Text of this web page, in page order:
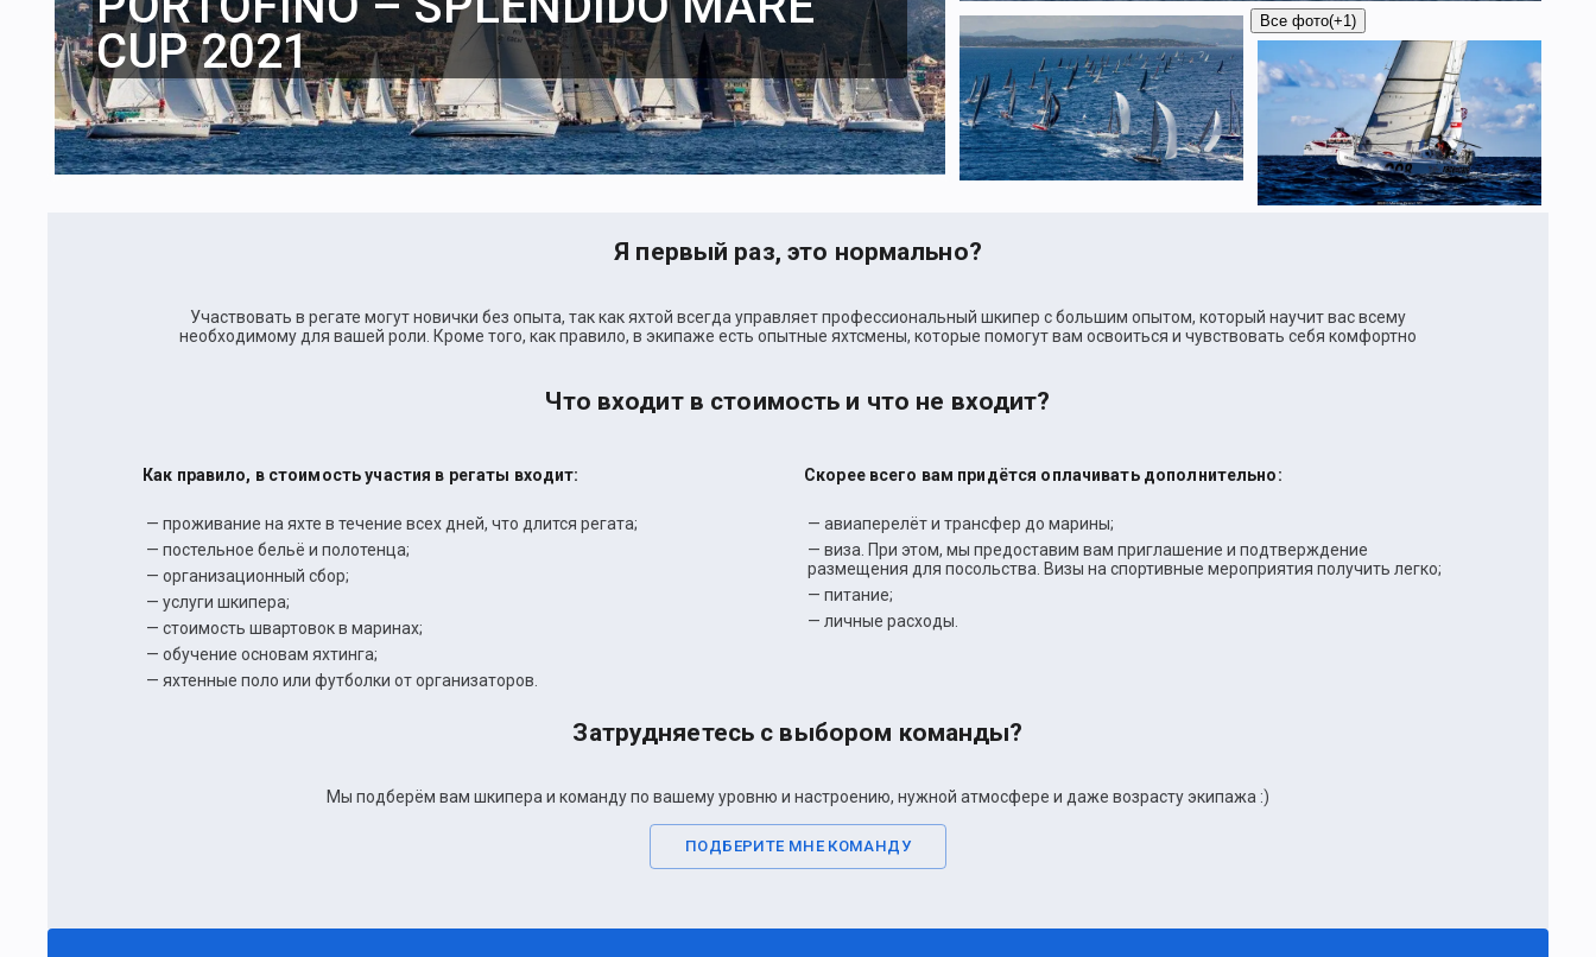
CUP 2021
Все фото(+1)
Я первый раз, это нормально?
Участвовать в регате могут новички без опыта, так как яхтой всегда управляет профессиональный шкипер с большим опытом, который научит вас всему
необходимому для вашей роли. Кроме того, как правило, в экипаже есть опытные яхтсмены, которые помогут вам освоиться и чувствовать себя комфортно
Что входит в стоимость и что не входит?
Как правило, в стоимость участия в регаты входит:
— проживание на яхте в течение всех дней, что длится регата;
— постельное бельё и полотенца;
— организационный сбор;
— услуги шкипера;
— стоимость швартовок в маринах;
— обучение основам яхтинга;
— яхтенные поло или футболки от организаторов.
Скорее всего вам придётся оплачивать дополнительно:
— авиаперелёт и трансфер до марины;
— виза. При этом, мы предоставим вам приглашение и подтверждение
размещения для посольства. Визы на спортивные мероприятия получить легко;
— питание;
— личные расходы.
Затрудняетесь с выбором команды?
Мы подберём вам шкипера и команду по вашему уровню и настроению, нужной атмосфере и даже возрасту экипажа :)
ПОДБЕРИТЕ МНЕ КОМАНДУ